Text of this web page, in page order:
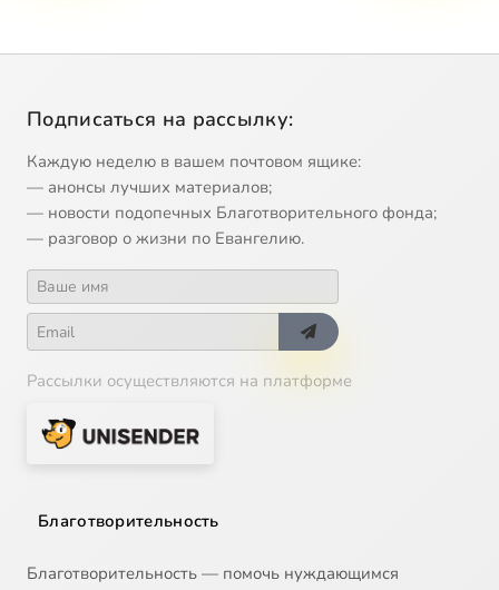
Подписаться на рассылку:
Каждую неделю в вашем почтовом ящике:
— анонсы лучших материалов;
— новости подопечных Благотворительного фонда;
— разговор о жизни по Евангелию.
Рассылки осуществляются на платформе
Благотворительность
Благотворительность — помочь нуждающимся